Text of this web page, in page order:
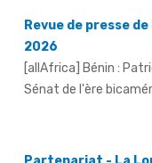
[allAfrica] Bénin :